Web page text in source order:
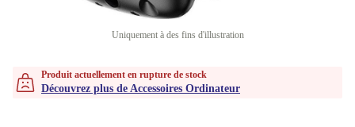
Uniquement à des fins d'illustration
Produit actuellement en rupture de stock
Découvrez plus de Accessoires Ordinateur